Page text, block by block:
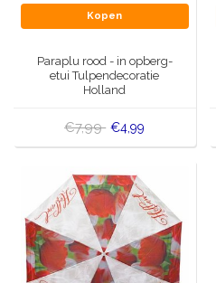
Kopen
Paraplu rood - in opberg-
etui Tulpendecoratie
Holland
€7,99 €4,99